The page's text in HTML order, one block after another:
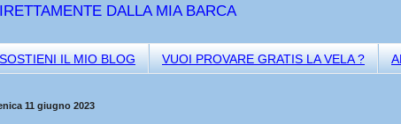
DALLA MIA BARCA
SOSTIENI IL MIO BLOG VUOI PROVARE GRATIS LA VELA ?
11 giugno 2023